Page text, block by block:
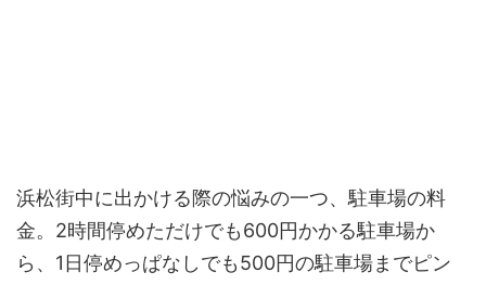
浜松街中に出かける際の悩みの一つ、駐車場の料
金。2時間停めただけでも600円かかる駐車場か
ら、1日停めっぱなしでも500円の駐車場までピン